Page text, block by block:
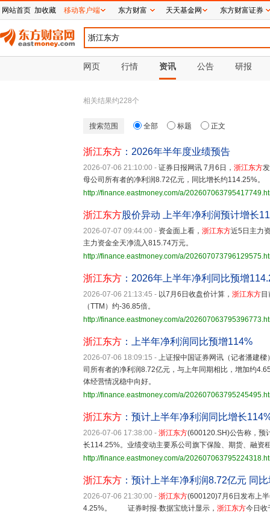
网页 行情 资讯 公告 研报
相关结果约228个
搜索范围 全部 标题 正文
浙江东方 ：2026年半年度业绩预告
2026-07-06 21:10:00 - 证券日报网讯 7月6日， 浙江东方
母公司所有者的净利润8.72亿元，同比增长约114.25%。
http://finance.eastmoney.com/a/
浙江东方股价异动 上半年净利润预计增长
2026-07-07 09:44:00 - 资金面上看， 浙江东方近5日主力
主力资金全天净流入815.74万元。
http://finance.eastmoney.com/a/
浙江东方 ：2026年上半年净利同比预增
2026-07-06 21:13:45 - 以7月6日收盘价计算， 浙江东方
（TTM）约-36.85倍。
http://finance.eastmoney.com/a/
浙江东方 ：上半年净利润同比预增114%
2026-07-06 18:09:15 - 上证报中国证券网讯（记者潘建樑
司所有者的净利润8.72亿元，与上年同期相比，增加约
体经营情况稳中向好。
http://finance.eastmoney.com/a/
浙江东方 ：预计上半年净利润同比增长
2026-07-06 17:38:00 - 浙江东方(600120.SH)公告称，预
长114.25%。业绩变动主要系公司旗下保险、期货、融资
http://finance.eastmoney.com/a/
浙江东方 ：预计上半年净利润8.72亿元 同
2026-07-06 21:30:00 - 浙江东方(600120)7月6日发布上
4.25%。 证券时报·数据宝统计显示， 浙江东方今日收
网站首页 加收藏 移动客户端 东方财富 天天基金网 东方财富证券